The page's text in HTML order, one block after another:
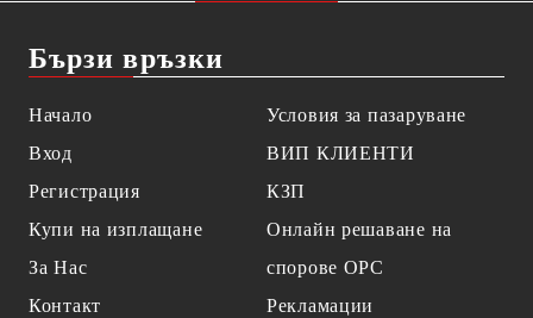
Бързи връзки
Начало
Вход
Регистрация
Купи на изплащане
За Нас
Контакт
Условия за пазаруване
ВИП КЛИЕНТИ
КЗП
Онлайн решаване на
спорове OPC
Рекламации